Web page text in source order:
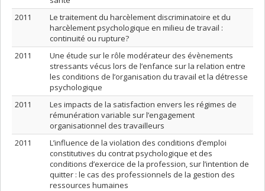
2011
Le traitement du harcèlement discriminatoire et du
harcèlement psychologique en milieu de travail :
continuité ou rupture?
2011
Une étude sur le rôle modérateur des évènements
stressants vécus lors de l’enfance sur la relation entre
les conditions de l’organisation du travail et la détresse
psychologique
2011
Les impacts de la satisfaction envers les régimes de
rémunération variable sur l’engagement
organisationnel des travailleurs
2011
L’influence de la violation des conditions d’emploi
constitutives du contrat psychologique et des
conditions d’exercice de la profession, sur l’intention de
quitter : le cas des professionnels de la gestion des
ressources humaines